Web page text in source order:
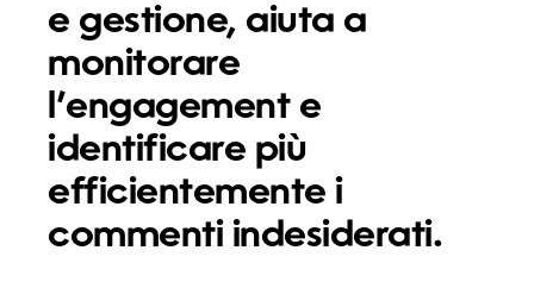
e gestione, aiuta a
monitorare
l’engagement e
identificare più
efficientemente i
commenti indesiderati.